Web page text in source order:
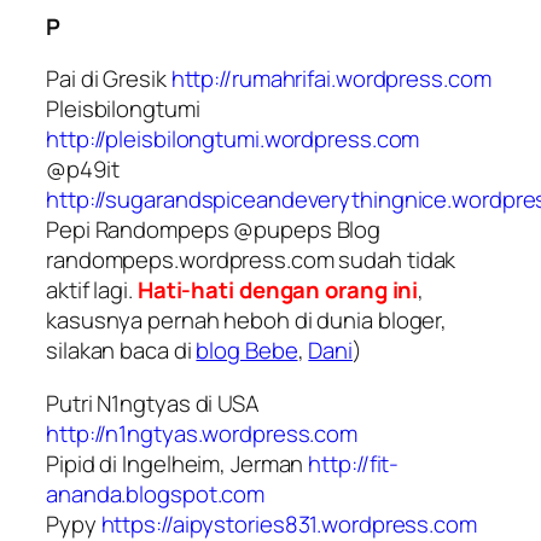
P
Pai di Gresikhttp://rumahrifai.wordpress.com
Pleisbilongtumi
http://pleisbilongtumi.wordpress.com
@p49it
http://
Pepi Randompeps @pupeps Blog
randompeps.wordpress.com sudah tidak
aktif lagi. Hati-hati dengan orang ini,
kasusnya pernah heboh di dunia bloger,
silakan baca diblog Bebe, Dani)
Putri N1ngtyas di USA
http://n1ngtyas.wordpress.com
Pipid di Ingelheim, Jerman http://fit-
ananda.blogspot.com
Pypy https://aipystories831.wordpress.com